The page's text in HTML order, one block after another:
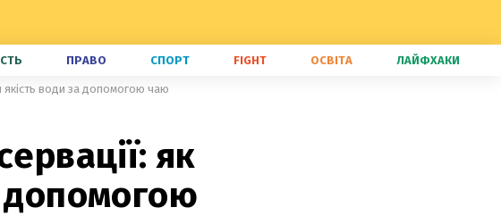
ПРАВО СПОРТ FIGHT ОСВІТА ЛАЙФХАКИ
якість води за допомогою чаю
як
допомогою